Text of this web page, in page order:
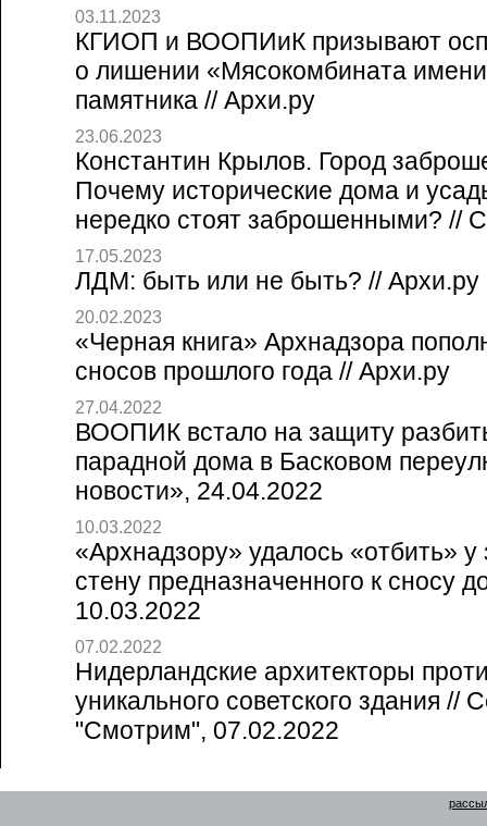
03.11.2023
КГИОП и ВООПИиК призывают
о лишении «Мясокомбината
памятника // Архи.ру
23.06.2023
Константин Крылов. Город
Почему исторические дома и
нередко стоят заброшенными? //
17.05.2023
ЛДМ: быть или не быть? // Архи.ру
20.02.2023
«Черная книга» Архнадзора
сносов прошлого года // Архи.ру
27.04.2022
ВООПИК встало на защиту
парадной дома в Басковом
новости», 24.04.2022
10.03.2022
«Архнадзору» удалось «отбить»
стену предназначенного к сносу
10.03.2022
07.02.2022
Нидерландские архитекторы
уникального советского здания //
"Смотрим", 07.02.2022